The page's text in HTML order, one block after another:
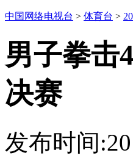
中国网络电视台 > 体育台 >
男子拳击
决赛
发布时间